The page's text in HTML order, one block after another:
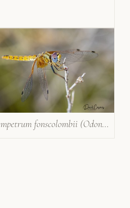
Sympetrum fonscolombii (Odonata)